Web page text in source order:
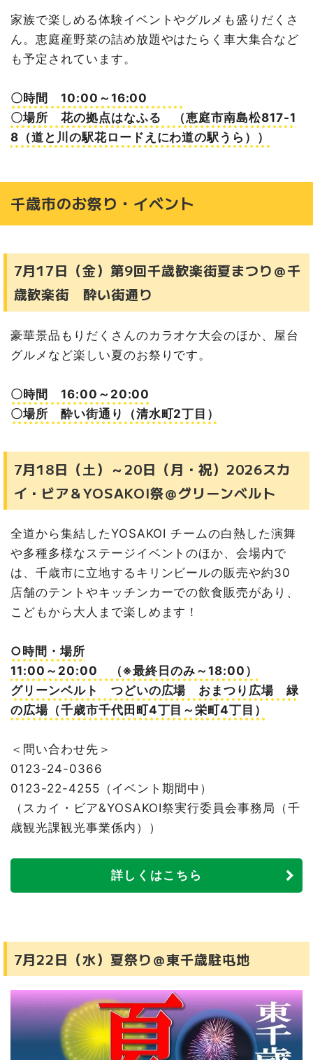
家族で楽しめる体験イベントやグルメも盛りだくさ
ん。恵庭産野菜の詰め放題やはたらく車大集合など
も予定されています。
〇時間 10:00～16:00
〇場所 花の拠点はなふる （恵庭市南島松817-1
8（道と川の駅花ロードえにわ道の駅うら））
千歳市のお祭り・イベント
7月17日（金）第9回千歳歓楽街夏まつり＠千
歳歓楽街 酔い街通り
豪華景品もりだくさんのカラオケ大会のほか、屋台
グルメなど楽しい夏のお祭りです。
〇時間 16:00～20:00
〇場所 酔い街通り（清水町2丁目）
7月18日（土）～20日（月・祝）2026スカ
イ・ビア＆YOSAKOI祭＠グリーンベルト
全道から集結したYOSAKOI チームの白熱した演舞
や多種多様なステージイベントのほか、会場内で
は、千歳市に立地するキリンビールの販売や約30
店舗のテントやキッチンカーでの飲食販売があり、
こどもから大人まで楽しめます！
○時間・場所
11:00～20:00 （※最終日のみ～18:00）
グリーンベルト つどいの広場 おまつり広場 緑
の広場（千歳市千代田町4丁目～栄町4丁目）
＜問い合わせ先＞
0123-24-0366
0123-22-4255（イベント期間中）
（スカイ・ビア&YOSAKOI祭実行委員会事務局（千
歳観光課観光事業係内））
詳しくはこちら
7月22日（水）夏祭り＠東千歳駐屯地